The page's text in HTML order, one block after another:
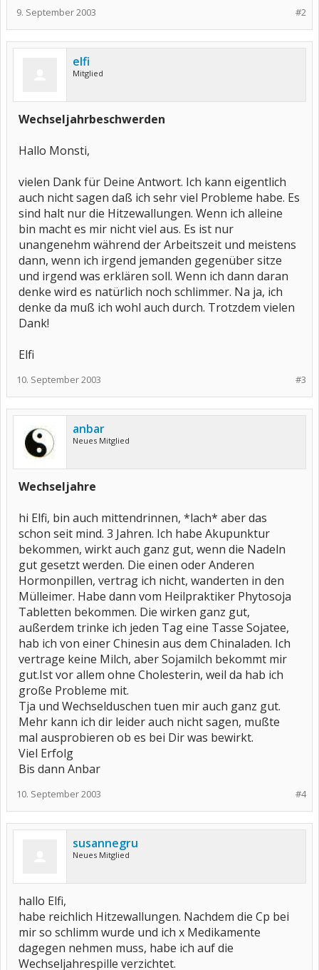
#2
9. September 2003
elfi
Mitglied
Wechseljahrbeschwerden
Hallo Monsti,
vielen Dank für Deine Antwort. Ich kann eigentlich
auch nicht sagen daß ich sehr viel Probleme habe. Es
sind halt nur die Hitzewallungen. Wenn ich alleine
bin macht es mir nicht viel aus. Es ist nur
unangenehm während der Arbeitszeit und meistens
dann, wenn ich irgend jemanden gegenüber sitze
und irgend was erklären soll. Wenn ich dann daran
denke wird es natürlich noch schlimmer. Na ja, ich
denke da muß ich wohl auch durch. Trotzdem vielen
Dank!
Elfi
#3
10. September 2003
anbar
Neues Mitglied
Wechseljahre
hi Elfi, bin auch mittendrinnen, *lach* aber das
schon seit mind. 3 Jahren. Ich habe Akupunktur
bekommen, wirkt auch ganz gut, wenn die Nadeln
gut gesetzt werden. Die einen oder Anderen
Hormonpillen, vertrag ich nicht, wanderten in den
Mülleimer. Habe dann vom Heilpraktiker Phytosoja
Tabletten bekommen. Die wirken ganz gut,
außerdem trinke ich jeden Tag eine Tasse Sojatee,
hab ich von einer Chinesin aus dem Chinaladen. Ich
vertrage keine Milch, aber Sojamilch bekommt mir
gut.Ist vor allem ohne Cholesterin, weil da hab ich
große Probleme mit.
Tja und Wechselduschen tuen mir auch ganz gut.
Mehr kann ich dir leider auch nicht sagen, mußte
mal ausprobieren ob es bei Dir was bewirkt.
Viel Erfolg
Bis dann Anbar
#4
10. September 2003
susannegru
Neues Mitglied
hallo Elfi,
habe reichlich Hitzewallungen. Nachdem die Cp bei
mir so schlimm wurde und ich x Medikamente
dagegen nehmen muss, habe ich auf die
Wechseljahrespille verzichtet.